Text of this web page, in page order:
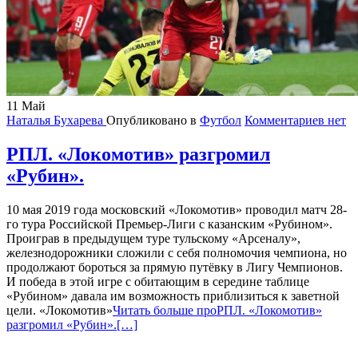
11 Май
Наталья Бухарева Опубликовано в Футбол Комментариев нет
РПЛ. «Локомотив» разгромил
«Рубин».
10 мая 2019 года московский «Локомотив» проводил матч 28-
го тура Российской Премьер-Лиги с казанским «Рубином».
Проиграв в предыдущем туре тульскому «Арсеналу»,
железнодорожники сложили с себя полномочия чемпиона, но
продолжают бороться за прямую путёвку в Лигу Чемпионов.
И победа в этой игре с обитающим в середине таблице
«Рубином» давала им возможность приблизиться к заветной
цели. «Локомотив»Читать больше проРПЛ. «Локомотив»
разгромил «Рубин».[…]